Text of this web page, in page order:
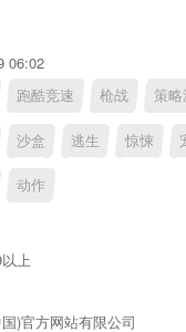
06:02
跑酷竞速 枪战 策
沙盒 逃生 惊悚
动作
上
)官方网站有限公司